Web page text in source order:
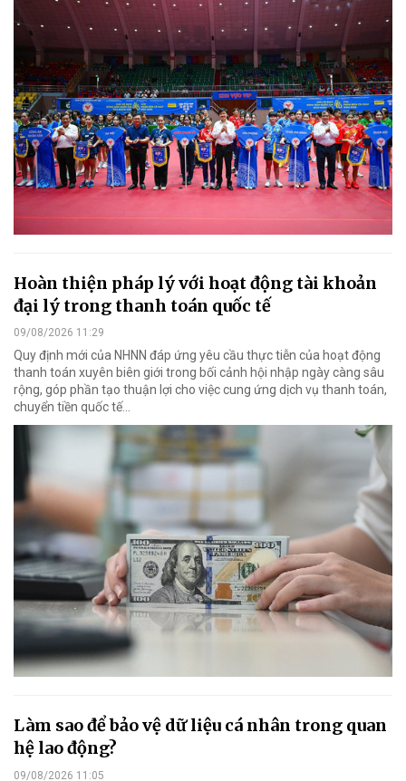
Hoàn thiện pháp lý với hoạt động tài khoản
đại lý trong thanh toán quốc tế
09/08/2026 11:29
Quy định mới của NHNN đáp ứng yêu cầu thực tiễn của hoạt động
thanh toán xuyên biên giới trong bối cảnh hội nhập ngày càng sâu
rộng, góp phần tạo thuận lợi cho việc cung ứng dịch vụ thanh toán,
chuyển tiền quốc tế...
Làm sao để bảo vệ dữ liệu cá nhân trong quan
hệ lao động?
09/08/2026 11:05